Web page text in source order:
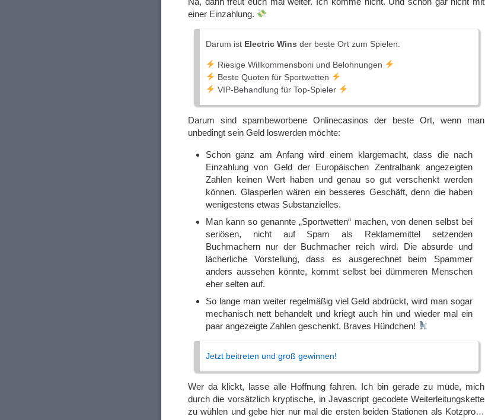
einer Einzahlung.
Darum ist Electric Wins der beste Ort zum Spielen:
Riesige Willkommensboni und Belohnungen
Beste Quoten für Sportwetten
VIP-Behandlung für Top-Spieler
Darum sind spambeworbene Onlinecasinos der beste Ort, wenn man
unbedingt sein Geld loswerden möchte:
Schon ganz am Anfang wird einem klargemacht, dass die nach
Einzahlung von Geld der Europäischen Zentralbank angezeigten
Zahlen keinen Wert haben und genau so gut verschenkt werden
können. Glasperlen wären ein besseres Geschäft, denn die haben
wenigestens etwas Substanzielles.
Man kann so genannte „Sportwetten“ machen, von denen selbst bei
seriösen, nicht auf Spam als Reklamemittel setzenden
Buchmachern nur der Buchmacher reich wird. Die absurde und
lächerliche Vorstellung, dass es ausgerechnet beim Spammer
anders aussehen könnte, kommt selbst bei dümmeren Menschen
eher selten auf.
So lange man weiter regelmäßig viel Geld abdrückt, wird man sogar
mechanisch nett behandelt und kriegt auch hin und wieder mal ein
paar angezeigte Zahlen geschenkt. Braves Hündchen!
Jetzt beitreten und groß gewinnen!
Wer da klickt, lasse alle Hoffnung fahren. Ich bin gerade zu müde, mich
durch die vorsätzlich kryptische, in Javascript gecodete Weiterleitungskette
zu wühlen und gebe hier nur mal die ersten beiden Stationen als Kotzpro…